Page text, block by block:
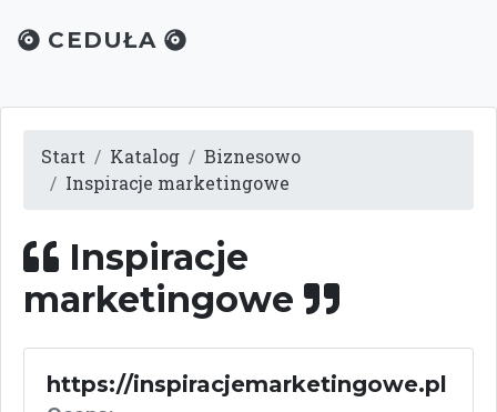
CEDUŁA
Start Katalog
Biznesowo
Inspiracje marketingowe
Inspiracje
marketingowe
https://inspiracjemarketingowe.pl